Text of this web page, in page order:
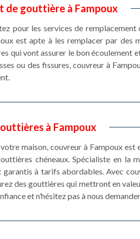
de gouttière à Fampoux
pour les services de
est apte à les remplacer par des
qui vont assurer le bon écoulement
ou des fissures, couvreur à
à Fampoux
maison, couvreur à Fampoux est
chéneaux. Spécialiste en la
à tarifs abordables. Avec
des gouttières qui mettront en
et n’hésitez pas à nous